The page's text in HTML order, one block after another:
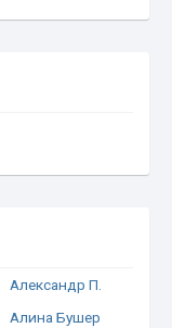
Александр П.
Алина Бушер